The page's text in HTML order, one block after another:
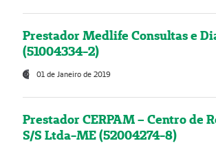
Prestador Medlife Consultas e
(51004334-2)
01 de Janeiro de 2019
Prestador CERPAM – Centro de
S/S Ltda-ME (52004274-8)